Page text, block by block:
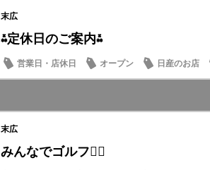
末広
⁂定休日のご案内⁂
営業日・店休日 オープン 日産のお店
末広
みんなでゴルフ🏌️‍♂️